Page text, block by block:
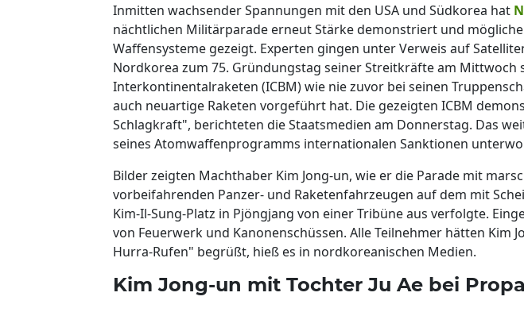
Inmitten wachsender Spannungen mit den USA und Südkorea hat
nächtlichen Militärparade erneut Stärke demonstriert und
Waffensysteme gezeigt. Experten gingen unter Verweis auf
Nordkorea zum 75. Gründungstag seiner Streitkräfte am Mittwoch
Interkontinentalraketen (ICBM) wie nie zuvor bei seinen
auch neuartige Raketen vorgeführt hat. Die gezeigten ICBM
Schlagkraft", berichteten die Staatsmedien am Donnerstag. Das
seines Atomwaffenprogramms internationalen Sanktionen
Bilder zeigten Machthaber Kim Jong-un, wie er die Parade mit
vorbeifahrenden Panzer- und Raketenfahrzeugen auf dem mit
Kim-Il-Sung-Platz in Pjöngjang von einer Tribüne aus verfolgte.
von Feuerwerk und Kanonenschüssen. Alle Teilnehmer hätten Kim
Hurra-Rufen" begrüßt, hieß es in nordkoreanischen Medien.
Kim Jong-un mit Tochter Ju Ae bei